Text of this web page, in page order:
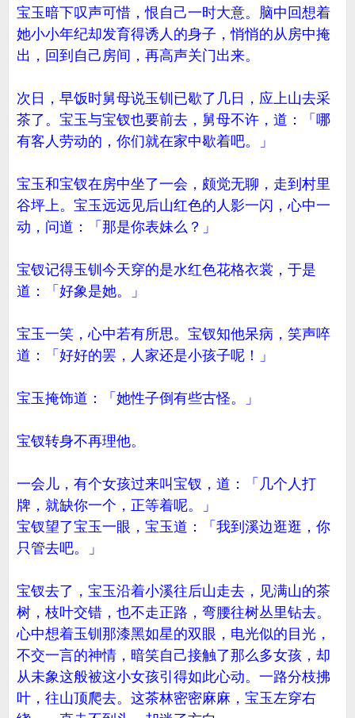
宝玉暗下叹声可惜，恨自己一时大意。脑中回想着
她小小年纪却发育得诱人的身子，悄悄的从房中掩
出，回到自己房间，再高声关门出来。
次日，早饭时舅母说玉钏已歇了几日，应上山去采
茶了。宝玉与宝钗也要前去，舅母不许，道：「哪
有客人劳动的，你们就在家中歇着吧。」
宝玉和宝钗在房中坐了一会，颇觉无聊，走到村里
谷坪上。宝玉远远见后山红色的人影一闪，心中一
动，问道：「那是你表妹么？」
宝钗记得玉钏今天穿的是水红色花格衣裳，于是
道：「好象是她。」
宝玉一笑，心中若有所思。宝钗知他呆病，笑声啐
道：「好好的罢，人家还是小孩子呢！」
宝玉掩饰道：「她性子倒有些古怪。」
宝钗转身不再理他。
一会儿，有个女孩过来叫宝钗，道：「几个人打
牌，就缺你一个，正等着呢。」
宝钗望了宝玉一眼，宝玉道：「我到溪边逛逛，你
只管去吧。」
宝钗去了，宝玉沿着小溪往后山走去，见满山的茶
树，枝叶交错，也不走正路，弯腰往树丛里钻去。
心中想着玉钏那漆黑如星的双眼，电光似的目光，
不交一言的神情，暗笑自己接触了那么多女孩，却
从未象这般被这小女孩引得如此心动。一路分枝拂
叶，往山顶爬去。这茶林密密麻麻，宝玉左穿右